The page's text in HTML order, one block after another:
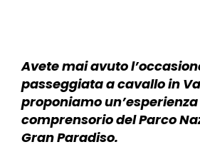
Avete mai avuto
passeggiata a cavallo in
proponiamo
comprensorio del Parco
Gran Paradiso.